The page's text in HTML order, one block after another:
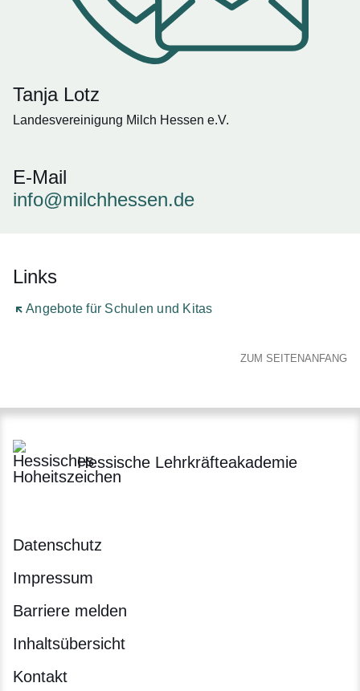
Tanja Lotz
Landesvereinigung Milch Hessen e.V.
E-Mail
info@milchhessen.de
Links
Angebote für Schulen und Kitas
Öffnet sich in einem neuen Fenster
ZUM SEITENANFANG
Hessische Lehrkräfteakademie
Datenschutz
Impressum
Barriere melden
Inhaltsübersicht
Kontakt